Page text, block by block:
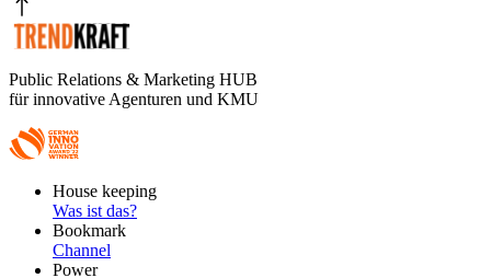
Public Relations & Marketing HUB
für innovative Agenturen und KMU
FooterHouse keeping
Was ist das?
Bookmark
Channel
Power